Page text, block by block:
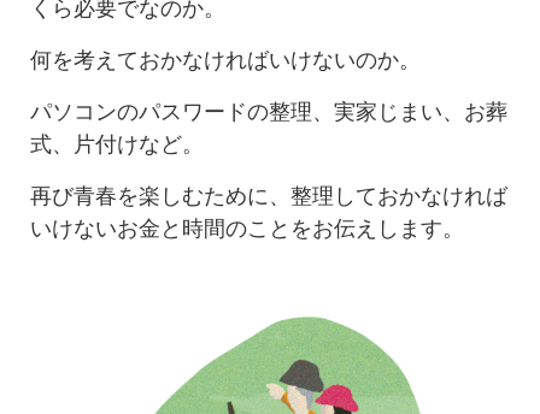
くら必要でなのか。
何を考えておかなければいけないのか。
パソコンのパスワードの整理、実家じまい、お葬
式、片付けなど。
再び青春を楽しむために、整理しておかなければ
いけないお金と時間のことをお伝えします。